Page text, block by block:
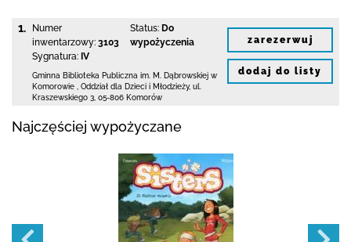
1.
Numer
inwentarzowy: 3103
Sygnatura: IV
Status: Do
wypożyczenia
Gminna Biblioteka Publiczna im. M. Dąbrowskiej w
Komorowie
Oddział dla Dzieci i Młodzieży, ul.
Kraszewskiego 3 05-806 Komorów
zarezerwuj
dodaj do listy
Najczęściej wypożyczane